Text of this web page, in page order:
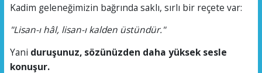
Kadim geleneğimizin bağrında saklı, sırlı bir reçete var:
"Lisan-ı hâl, lisan-ı kalden üstündür."
Yani duruşunuz, sözünüzden daha yüksek sesle
konuşur.